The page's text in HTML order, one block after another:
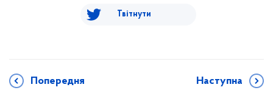
Твітнути
Попередня Наступна